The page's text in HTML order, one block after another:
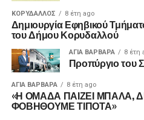
ΚΟΡΥΔΑΛΛΟΣ 8 έτη ago
Δημιουργία Εφηβικού
του Δήμου Κορυδαλλού
ΑΓΙΑ ΒΑΡΒΑΡΑ 8 έτη
Προπύργιο του
ΑΓΙΑ ΒΑΡΒΑΡΑ 8 έτη ago
«Η ΟΜΑΔΑ ΠΑΙΖΕΙ ΜΠΑΛΑ,
ΦΟΒΗΘΟΥΜΕ ΤΙΠΟΤΑ»